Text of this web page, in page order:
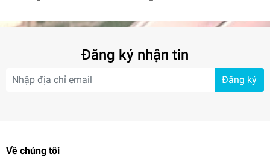
Đăng ký nhận tin
Đăng ký
Về chúng tôi